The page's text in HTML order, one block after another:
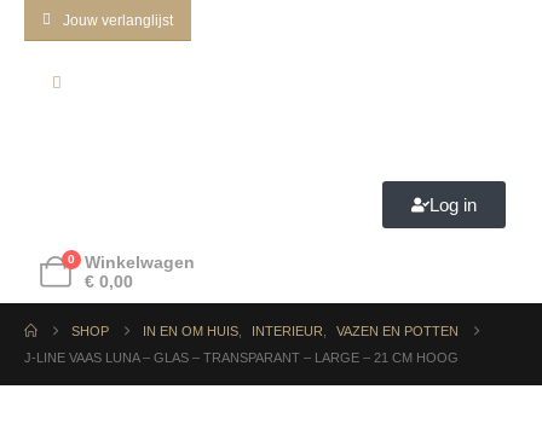
Jouw verlanglijst
Log in
0
Winkelwagen
€ 0,00
SHOP IN EN OM HUIS INTERIEUR
VAZEN EN POTTEN
J-LINE VAAS LUNA – GLAS – TRANSPARANT – LARGE – 21 CM HOOG